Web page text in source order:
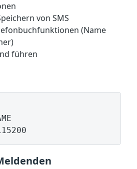
von SMS
(Name
führen